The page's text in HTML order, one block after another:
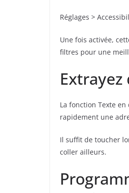
Réglages >
Une fois activée,
filtres pour une
La fonction Texte
rapidement une
Il suffit de toucher
coller ailleurs.